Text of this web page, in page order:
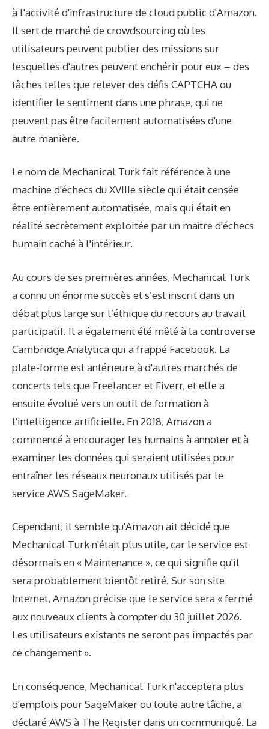
à l'activité d'infrastructure de cloud public d'Amazon.
Il sert de marché de crowdsourcing où les
utilisateurs peuvent publier des missions sur
lesquelles d'autres peuvent enchérir pour eux – des
tâches telles que relever des défis CAPTCHA ou
identifier le sentiment dans une phrase, qui ne
peuvent pas être facilement automatisées d'une
autre manière.
Le nom de Mechanical Turk fait référence à une
machine d'échecs du XVIIIe siècle qui était censée
être entièrement automatisée, mais qui était en
réalité secrètement exploitée par un maître d'échecs
humain caché à l'intérieur.
Au cours de ses premières années, Mechanical Turk
a connu un énorme succès et s’est inscrit dans un
débat plus large sur l’éthique du recours au travail
participatif. Il a également été mêlé à la controverse
Cambridge Analytica qui a frappé Facebook. La
plate-forme est antérieure à d'autres marchés de
concerts tels que Freelancer et Fiverr, et elle a
ensuite évolué vers un outil de formation à
l'intelligence artificielle. En 2018, Amazon a
commencé à encourager les humains à annoter et à
examiner les données qui seraient utilisées pour
entraîner les réseaux neuronaux utilisés par le
service AWS SageMaker.
Cependant, il semble qu'Amazon ait décidé que
Mechanical Turk n'était plus utile, car le service est
désormais en « Maintenance », ce qui signifie qu'il
sera probablement bientôt retiré. Sur son site
Internet, Amazon précise que le service sera « fermé
aux nouveaux clients à compter du 30 juillet 2026.
Les utilisateurs existants ne seront pas impactés par
ce changement ».
En conséquence, Mechanical Turk n'acceptera plus
d'emplois pour SageMaker ou toute autre tâche, a
déclaré AWS à The Register dans un communiqué. La